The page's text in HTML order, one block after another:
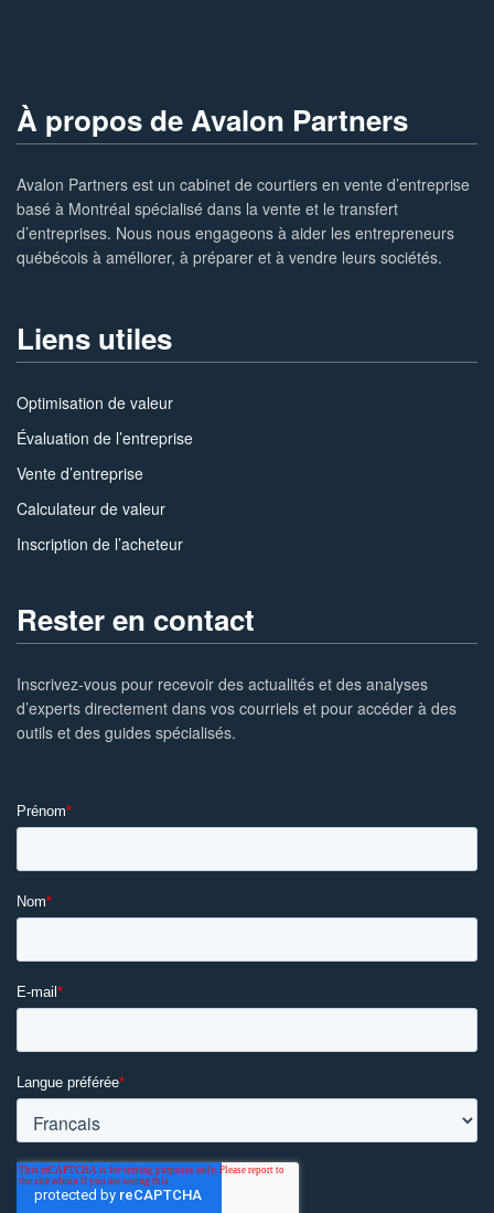
À propos de Avalon Partners
Avalon Partners est un cabinet de courtiers en vente d’entreprise
basé à Montréal spécialisé dans la vente et le transfert
d’entreprises. Nous nous engageons à aider les entrepreneurs
québécois à améliorer, à préparer et à vendre leurs sociétés.
Liens utiles
Optimisation de valeur
Évaluation de l’entreprise
Vente d’entreprise
Calculateur de valeur
Inscription de l’acheteur
Rester en contact
Inscrivez-vous pour recevoir des actualités et des analyses
d’experts directement dans vos courriels et pour accéder à des
outils et des guides spécialisés.